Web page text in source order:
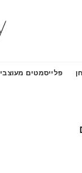
פלייסמטים